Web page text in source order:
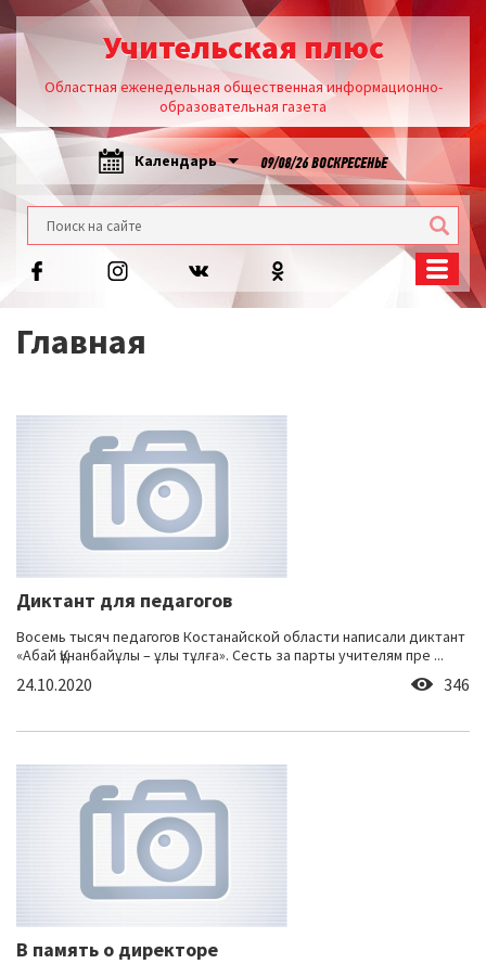
Учительская плюс
Областная еженедельная общественная информационно-
образовательная газета
Календарь 09/08/26 ВОСКРЕСЕНЬЕ
Главная
Диктант для педагогов
Восемь тысяч педагогов Костанайской области написали диктант
«Абай Құнанбайұлы – ұлы тұлға». Сесть за парты учителям пре ...
24.10.2020 346
В память о директоре